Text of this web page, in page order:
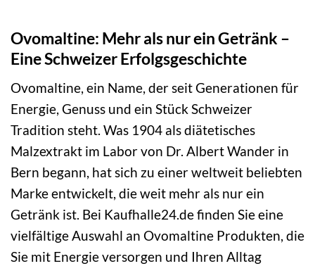
Ovomaltine: Mehr als nur ein Getränk –
Eine Schweizer Erfolgsgeschichte
Ovomaltine, ein Name, der seit Generationen für
Energie, Genuss und ein Stück Schweizer
Tradition steht. Was 1904 als diätetisches
Malzextrakt im Labor von Dr. Albert Wander in
Bern begann, hat sich zu einer weltweit beliebten
Marke entwickelt, die weit mehr als nur ein
Getränk ist. Bei Kaufhalle24.de finden Sie eine
vielfältige Auswahl an Ovomaltine Produkten, die
Sie mit Energie versorgen und Ihren Alltag